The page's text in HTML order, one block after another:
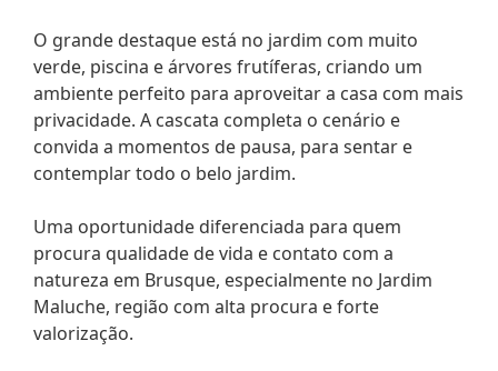
O grande destaque está no jardim com muito
verde, piscina e árvores frutíferas, criando um
ambiente perfeito para aproveitar a casa com mais
privacidade. A cascata completa o cenário e
convida a momentos de pausa, para sentar e
contemplar todo o belo jardim.
Uma oportunidade diferenciada para quem
procura qualidade de vida e contato com a
natureza em Brusque, especialmente no Jardim
Maluche, região com alta procura e forte
valorização.